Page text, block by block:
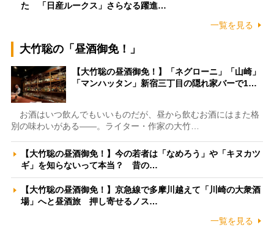
た 「日産ルークス」さらなる躍進…
一覧を見る
大竹聡の「昼酒御免！」
【大竹聡の昼酒御免！】「ネグローニ」「山崎」
「マンハッタン」新宿三丁目の隠れ家バーで1…
お酒はいつ飲んでもいいものだが、昼から飲むお酒にはまた格
別の味わいがある――。ライター・作家の大竹…
【大竹聡の昼酒御免！】今の若者は「なめろう」や「キヌカツ
ギ」を知らないって本当？ 昔の…
【大竹聡の昼酒御免！】京急線で多摩川越えて「川崎の大衆酒
場」へと昼酒旅 押し寄せるノス…
一覧を見る